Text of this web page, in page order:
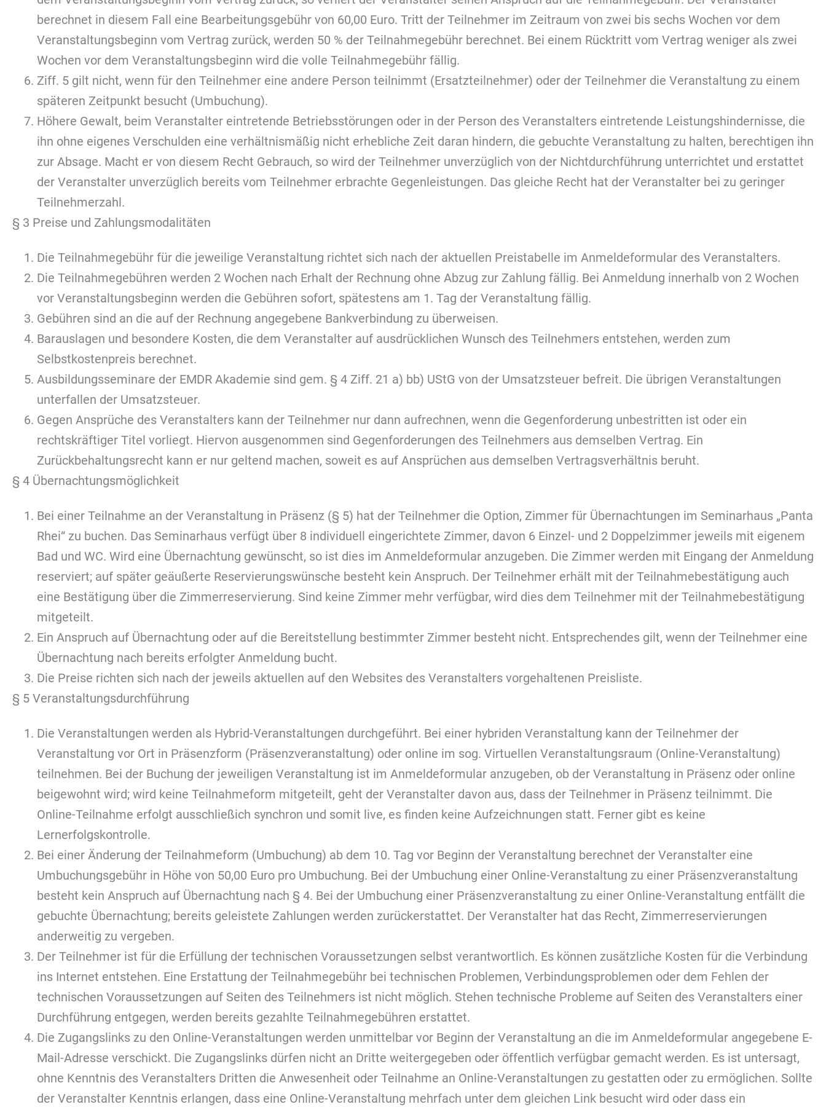
berechnet in diesem Fall eine Bearbeitungsgebühr von 60,00 Euro. Tritt der Teilnehmer im Zeitraum von zwei bis sechs Wochen vor dem
Veranstaltungsbeginn vom Vertrag zurück, werden 50 % der Teilnahmegebühr berechnet. Bei einem Rücktritt vom Vertrag weniger als zwei
Wochen vor dem Veranstaltungsbeginn wird die volle Teilnahmegebühr fällig.
Ziff. 5 gilt nicht, wenn für den Teilnehmer eine andere Person teilnimmt (Ersatzteilnehmer) oder der Teilnehmer die Veranstaltung zu einem
späteren Zeitpunkt besucht (Umbuchung).
Höhere Gewalt, beim Veranstalter eintretende Betriebsstörungen oder in der Person des Veranstalters eintretende Leistungshindernisse, die
ihn ohne eigenes Verschulden eine verhältnismäßig nicht erhebliche Zeit daran hindern, die gebuchte Veranstaltung zu halten, berechtigen ihn
zur Absage. Macht er von diesem Recht Gebrauch, so wird der Teilnehmer unverzüglich von der Nichtdurchführung unterrichtet und erstattet
der Veranstalter unverzüglich bereits vom Teilnehmer erbrachte Gegenleistungen. Das gleiche Recht hat der Veranstalter bei zu geringer
Teilnehmerzahl.
§ 3 Preise und Zahlungsmodalitäten
Die Teilnahmegebühr für die jeweilige Veranstaltung richtet sich nach der aktuellen Preistabelle im Anmeldeformular des Veranstalters.
Die Teilnahmegebühren werden 2 Wochen nach Erhalt der Rechnung ohne Abzug zur Zahlung fällig. Bei Anmeldung innerhalb von 2 Wochen
vor Veranstaltungsbeginn werden die Gebühren sofort, spätestens am 1. Tag der Veranstaltung fällig.
Gebühren sind an die auf der Rechnung angegebene Bankverbindung zu überweisen.
Barauslagen und besondere Kosten, die dem Veranstalter auf ausdrücklichen Wunsch des Teilnehmers entstehen, werden zum
Selbstkostenpreis berechnet.
Ausbildungsseminare der EMDR Akademie sind gem. § 4 Ziff. 21 a) bb) UStG von der Umsatzsteuer befreit. Die übrigen Veranstaltungen
unterfallen der Umsatzsteuer.
Gegen Ansprüche des Veranstalters kann der Teilnehmer nur dann aufrechnen, wenn die Gegenforderung unbestritten ist oder ein
rechtskräftiger Titel vorliegt. Hiervon ausgenommen sind Gegenforderungen des Teilnehmers aus demselben Vertrag. Ein
Zurückbehaltungsrecht kann er nur geltend machen, soweit es auf Ansprüchen aus demselben Vertragsverhältnis beruht.
§ 4 Übernachtungsmöglichkeit
Bei einer Teilnahme an der Veranstaltung in Präsenz (§ 5) hat der Teilnehmer die Option, Zimmer für Übernachtungen im Seminarhaus „Panta
Rhei“ zu buchen. Das Seminarhaus verfügt über 8 individuell eingerichtete Zimmer, davon 6 Einzel- und 2 Doppelzimmer jeweils mit eigenem
Bad und WC. Wird eine Übernachtung gewünscht, so ist dies im Anmeldeformular anzugeben. Die Zimmer werden mit Eingang der Anmeldung
reserviert; auf später geäußerte Reservierungswünsche besteht kein Anspruch. Der Teilnehmer erhält mit der Teilnahmebestätigung auch
eine Bestätigung über die Zimmerreservierung. Sind keine Zimmer mehr verfügbar, wird dies dem Teilnehmer mit der Teilnahmebestätigung
mitgeteilt.
Ein Anspruch auf Übernachtung oder auf die Bereitstellung bestimmter Zimmer besteht nicht. Entsprechendes gilt, wenn der Teilnehmer eine
Übernachtung nach bereits erfolgter Anmeldung bucht.
Die Preise richten sich nach der jeweils aktuellen auf den Websites des Veranstalters vorgehaltenen Preisliste.
§ 5 Veranstaltungsdurchführung
Die Veranstaltungen werden als Hybrid-Veranstaltungen durchgeführt. Bei einer hybriden Veranstaltung kann der Teilnehmer der
Veranstaltung vor Ort in Präsenzform (Präsenzveranstaltung) oder online im sog. Virtuellen Veranstaltungsraum (Online-Veranstaltung)
teilnehmen. Bei der Buchung der jeweiligen Veranstaltung ist im Anmeldeformular anzugeben, ob der Veranstaltung in Präsenz oder online
beigewohnt wird; wird keine Teilnahmeform mitgeteilt, geht der Veranstalter davon aus, dass der Teilnehmer in Präsenz teilnimmt. Die
Online-Teilnahme erfolgt ausschließich synchron und somit live, es finden keine Aufzeichnungen statt. Ferner gibt es keine
Lernerfolgskontrolle.
Bei einer Änderung der Teilnahmeform (Umbuchung) ab dem 10. Tag vor Beginn der Veranstaltung berechnet der Veranstalter eine
Umbuchungsgebühr in Höhe von 50,00 Euro pro Umbuchung. Bei der Umbuchung einer Online-Veranstaltung zu einer Präsenzveranstaltung
besteht kein Anspruch auf Übernachtung nach § 4. Bei der Umbuchung einer Präsenzveranstaltung zu einer Online-Veranstaltung entfällt die
gebuchte Übernachtung; bereits geleistete Zahlungen werden zurückerstattet. Der Veranstalter hat das Recht, Zimmerreservierungen
anderweitig zu vergeben.
Der Teilnehmer ist für die Erfüllung der technischen Voraussetzungen selbst verantwortlich. Es können zusätzliche Kosten für die Verbindung
ins Internet entstehen. Eine Erstattung der Teilnahmegebühr bei technischen Problemen, Verbindungsproblemen oder dem Fehlen der
technischen Voraussetzungen auf Seiten des Teilnehmers ist nicht möglich. Stehen technische Probleme auf Seiten des Veranstalters einer
Durchführung entgegen, werden bereits gezahlte Teilnahmegebühren erstattet.
Die Zugangslinks zu den Online-Veranstaltungen werden unmittelbar vor Beginn der Veranstaltung an die im Anmeldeformular angegebene E-
Mail-Adresse verschickt. Die Zugangslinks dürfen nicht an Dritte weitergegeben oder öffentlich verfügbar gemacht werden. Es ist untersagt,
ohne Kenntnis des Veranstalters Dritten die Anwesenheit oder Teilnahme an Online-Veranstaltungen zu gestatten oder zu ermöglichen. Sollte
der Veranstalter Kenntnis erlangen, dass eine Online-Veranstaltung mehrfach unter dem gleichen Link besucht wird oder dass ein